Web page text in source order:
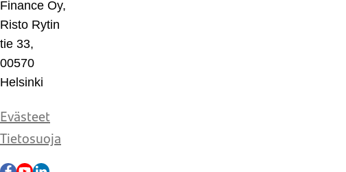
Finance Oy,
Risto Rytin
tie 33,
00570
Helsinki
Evästeet
Tietosuoja